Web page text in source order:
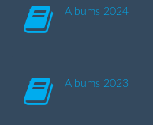
Albums 2024
Albums 2023